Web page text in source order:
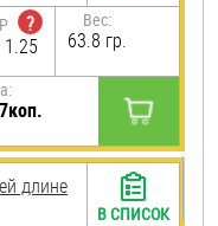
P
?
1.25
Вес:
63.8 гр.
длине
В СПИСОК